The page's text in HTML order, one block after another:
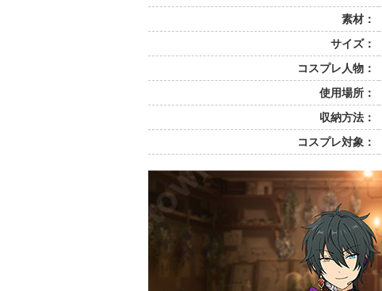
素材：
サイズ：
コスプレ人物：
使用場所：
収納方法：
コスプレ対象：